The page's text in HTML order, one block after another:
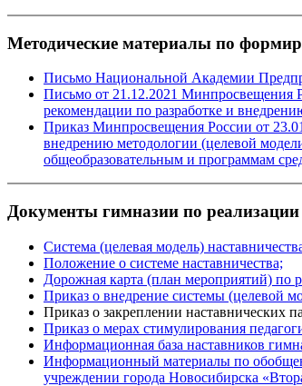
Методические материалы по
Письмо Национальной Академии
Письмо от 21.12.2021 Минпросвещения
рекомендации по разработке и
Приказ Минпросвещения России от
внедрению методологии (целевой
общеобразовательным и программам
Документы гимназии по реализации
Система (целевая модель)
Положение о системе наставничества;
Дорожная карта (план мероприятий) по
Приказ о внедрение системы (целевой
Приказ о закреплении наставнических
Приказ о мерах стимулирования
Информационная база наставников
Информационный материалы по
учреждении города Новосибирска